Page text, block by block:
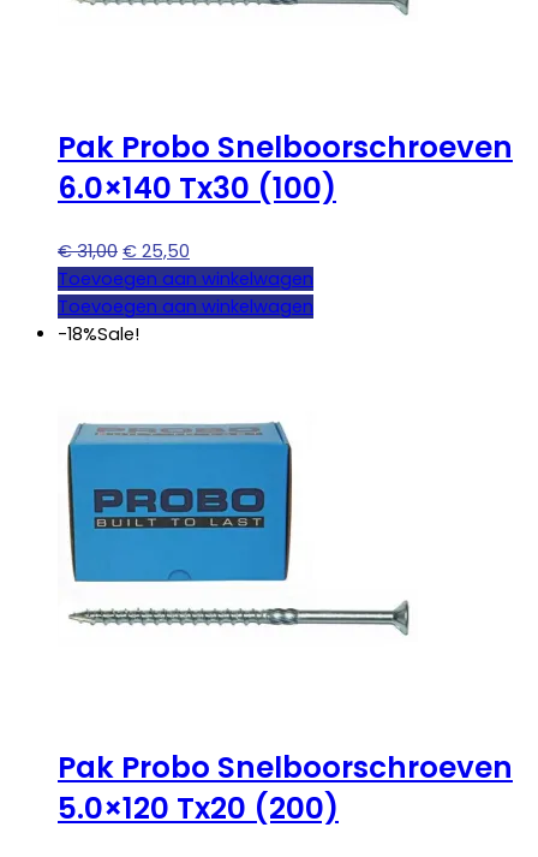
Pak Probo Snelboorschroeven
6.0×140 Tx30 (100)
€31,00 Oorspronkelijke
prijs
was:
€ 31,00.
€ 25,50
prijs
is:
Toevoegen aan winkelwagen
Toevoegen aan winkelwagen
-18%Sale!
Pak Probo Snelboorschroeven
5.0×120 Tx20 (200)